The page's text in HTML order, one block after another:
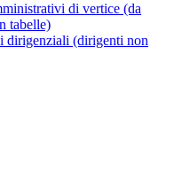
di vertice (da
tabelle)
dirigenziali (dirigenti non